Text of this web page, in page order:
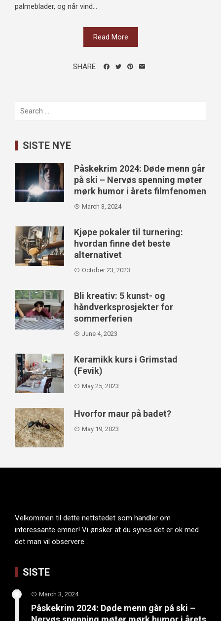
palmeblader, og når vind...
Read More
SHARE
Search
SISTE NYE
Påskekrim 2024: Døde menn går
på ski – Nervøs spenning møter
mørk humor i årets filmfenomen
March 3, 2024
Kjøpe pokaler til turnering:
hvordan finne det beste
alternativet
October 23, 2023
Bli kreativ: 5 kunst- og
håndverksprosjekter for
sommerferien
June 4, 2023
Keramikk kurs i Grimstad
(Fevik)
May 25, 2023
Hvorfor maur på badet?
May 19, 2023
Velkommen til dette nettstedet som handler om
interessante emner! Vi ønsker at du synes det er ok med
det man vil observere .
SISTE
March 3, 2024
Påskekrim 2024: Døde menn går på ski –